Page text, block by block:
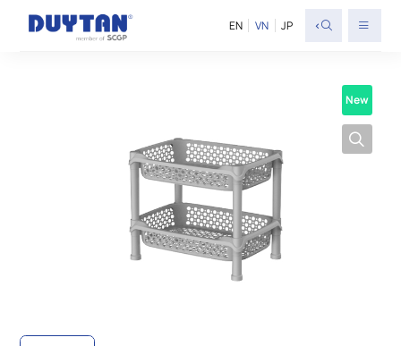
EN VN JP <
New